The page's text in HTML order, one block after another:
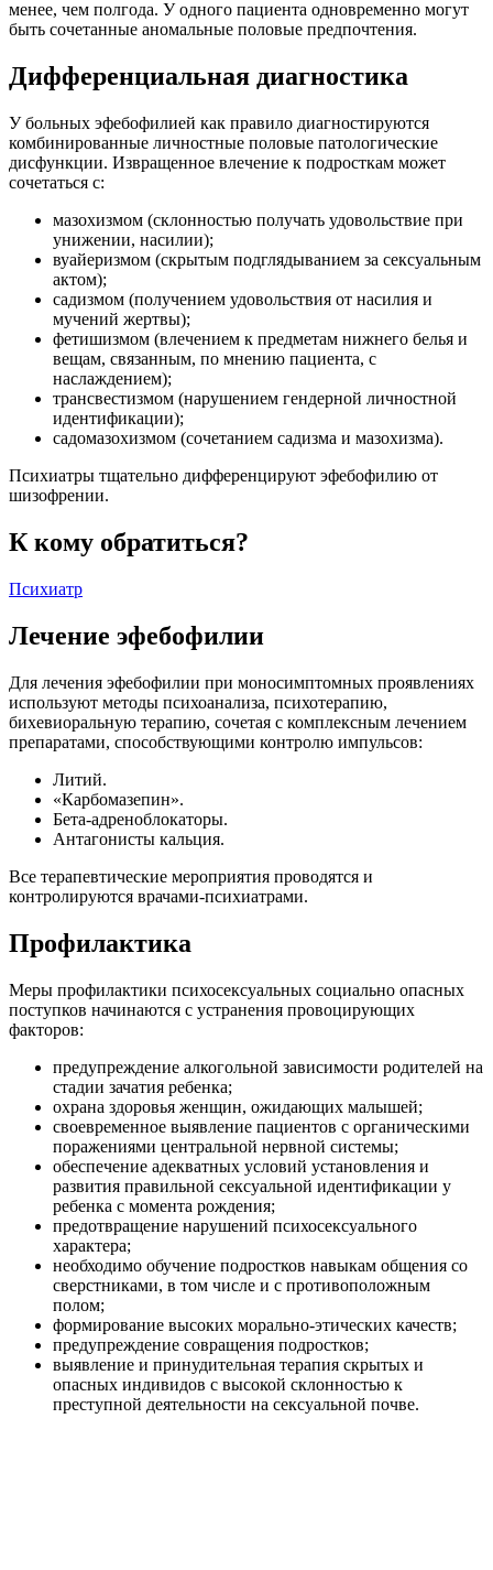
менее, чем полгода. У одного пациента одновременно могут
быть сочетанные аномальные половые предпочтения.
Дифференциальная диагностика
У больных эфебофилией как правило диагностируются
комбинированные личностные половые патологические
дисфункции. Извращенное влечение к подросткам может
сочетаться с:
мазохизмом (склонностью получать удовольствие при
унижении, насилии);
вуайеризмом (скрытым подглядыванием за сексуальным
актом);
садизмом (получением удовольствия от насилия и
мучений жертвы);
фетишизмом (влечением к предметам нижнего белья и
вещам, связанным, по мнению пациента, с
наслаждением);
трансвестизмом (нарушением гендерной личностной
идентификации);
садомазохизмом (сочетанием садизма и мазохизма).
Психиатры тщательно дифференцируют эфебофилию от
шизофрении.
К кому обратиться?
Психиатр
Лечение эфебофилии
Для лечения эфебофилии при моносимптомных проявлениях
используют методы психоанализа, психотерапию,
бихевиоральную терапию, сочетая с комплексным лечением
препаратами, способствующими контролю импульсов:
Литий.
«Карбомазепин».
Бета-адреноблокаторы.
Антагонисты кальция.
Все терапевтические мероприятия проводятся и
контролируются врачами-психиатрами.
Профилактика
Меры профилактики психосексуальных социально опасных
поступков начинаются с устранения провоцирующих
факторов:
предупреждение алкогольной зависимости родителей на
стадии зачатия ребенка;
охрана здоровья женщин, ожидающих малышей;
своевременное выявление пациентов с органическими
поражениями центральной нервной системы;
обеспечение адекватных условий установления и
развития правильной сексуальной идентификации у
ребенка с момента рождения;
предотвращение нарушений психосексуального
характера;
необходимо обучение подростков навыкам общения со
сверстниками, в том числе и с противоположным
полом;
формирование высоких морально-этических качеств;
предупреждение совращения подростков;
выявление и принудительная терапия скрытых и
опасных индивидов с высокой склонностью к
преступной деятельности на сексуальной почве.